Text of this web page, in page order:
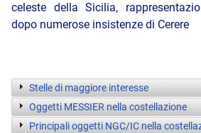
celeste della Sicilia,
dopo numerose insistenze di Cerere
Stelle di maggiore interesse
Oggetti MESSIER nella costellazione
Principali oggetti NGC/IC nella